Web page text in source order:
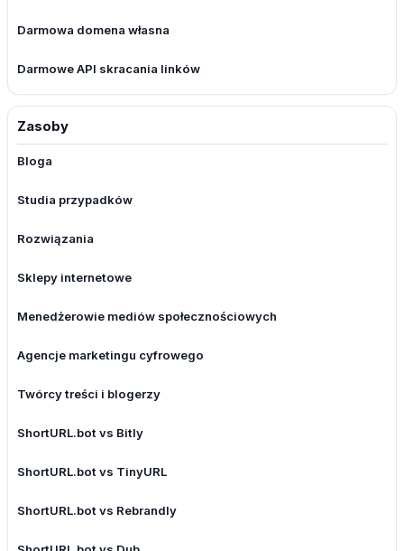
Darmowa domena własna
Darmowe API skracania linków
Zasoby
Bloga
Studia przypadków
Rozwiązania
Sklepy internetowe
Menedżerowie mediów społecznościowych
Agencje marketingu cyfrowego
Twórcy treści i blogerzy
ShortURL.bot vs Bitly
ShortURL.bot vs TinyURL
ShortURL.bot vs Rebrandly